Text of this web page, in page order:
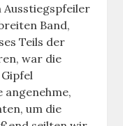
Ausstiegspfeiler
Band,
Teils der
war die
angenehme,
um die